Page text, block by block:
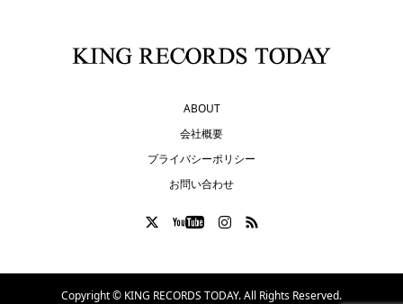
ABOUT
会社概要
プライバシーポリシー
お問い合わせ
Copyright © KING RECORDS TODAY. All Rights Reserved.